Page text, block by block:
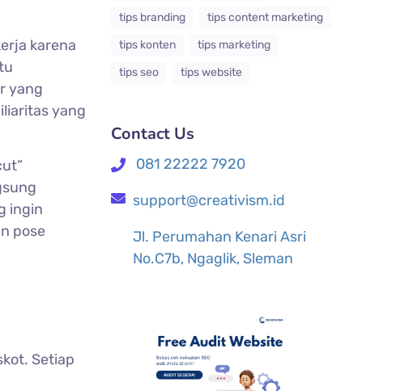
karena
yang
yang
ingin
pose
Setiap
tips branding
tips content marketing
tips konten
tips marketing
tips seo
tips website
Contact Us
081 22222 7920
support@creativism.id
Jl. Perumahan Kenari Asri
No.C7b, Ngaglik, Sleman